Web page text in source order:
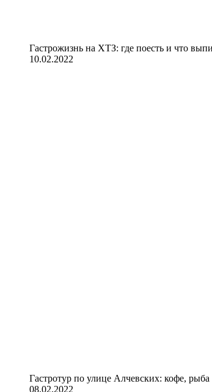
Гастрожизнь на ХТЗ: где поесть и что
10.02.2022
Гастротур по улице Алчевских: кофе,
08.02.2022